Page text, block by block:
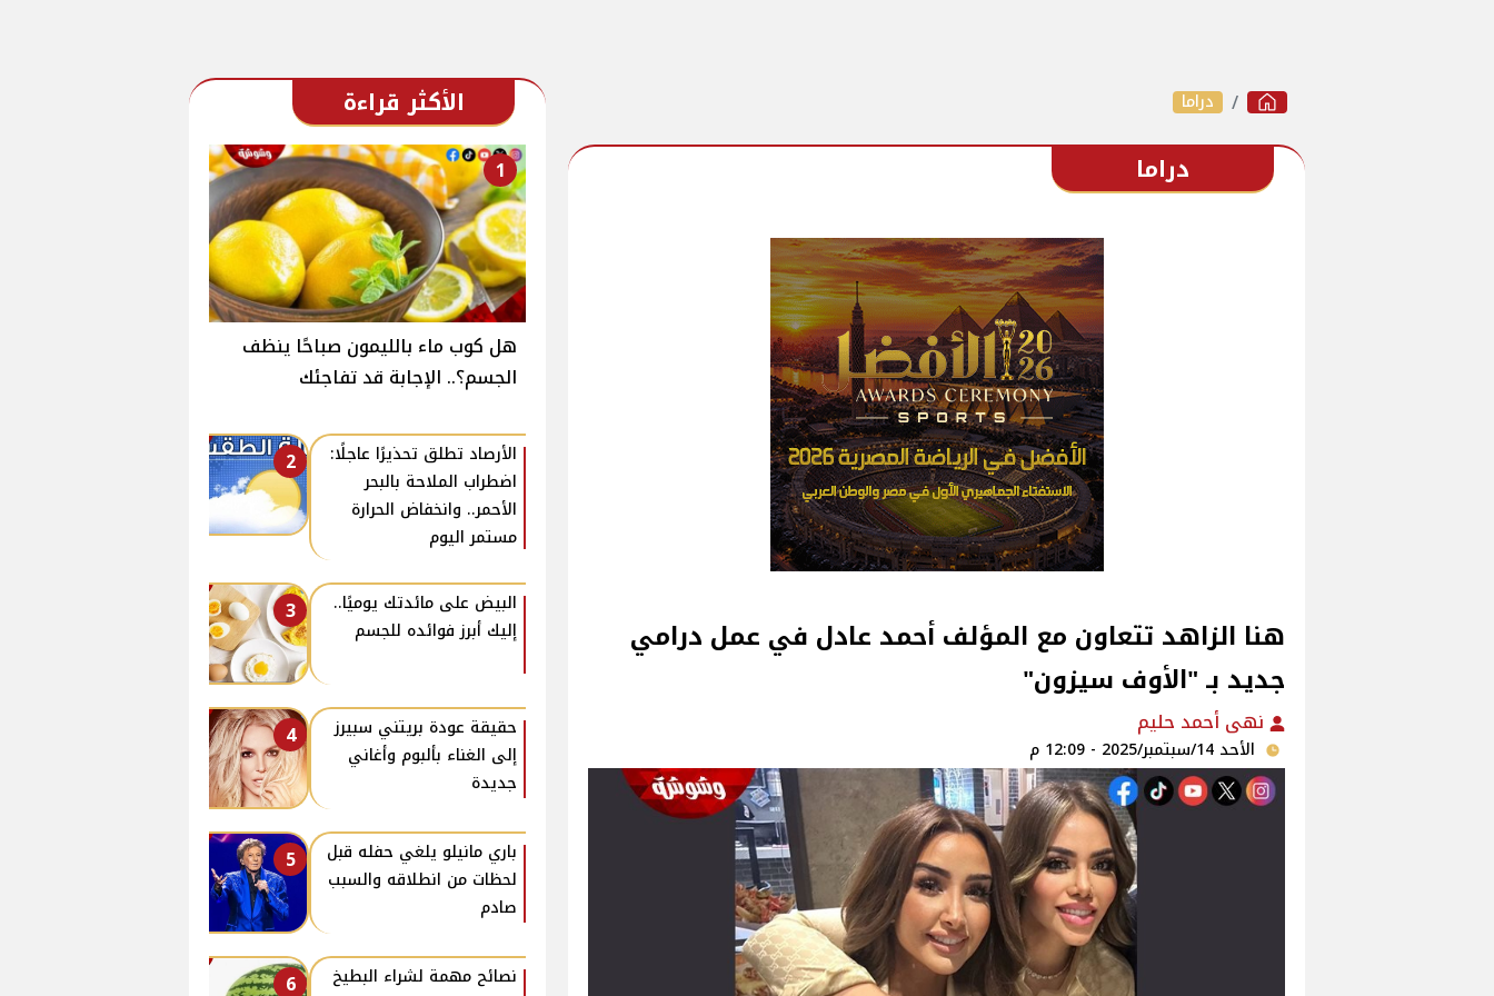
دراما
دراما
هنا الزاهد تتعاون مع المؤلف أحمد عادل في عمل درامي
جديد بـ "الأوف سيزون"
نهى أحمد حليم
الأحد 14/سبتمبر/2025 - 12:09 م
الأكثر قراءة
1
هل كوب ماء بالليمون صباحًا ينظف
الجسم؟.. الإجابة قد تفاجئك
2
الأرصاد تطلق تحذيرًا عاجلًا:
اضطراب الملاحة بالبحر
الأحمر.. وانخفاض الحرارة
مستمر اليوم
3
البيض على مائدتك يوميًا..
إليك أبرز فوائده للجسم
4
حقيقة عودة بريتني سبيرز
إلى الغناء بألبوم وأغاني
جديدة
5
باري مانيلو يلغي حفله قبل
لحظات من انطلاقه والسبب
صادم
6
نصائح مهمة لشراء البطيخ